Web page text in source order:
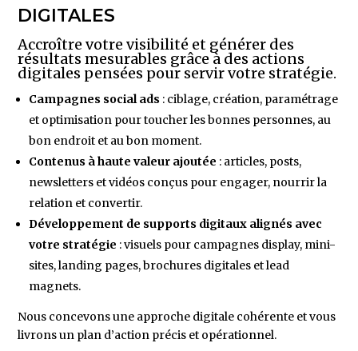
DIGITALES
Accroître votre visibilité et générer des
résultats mesurables grâce à des actions
digitales pensées pour servir votre stratégie.
Campagnes social ads : ciblage, création, paramétrage
et optimisation pour toucher les bonnes personnes, au
bon endroit et au bon moment.
Contenus à haute valeur ajoutée : articles, posts,
newsletters et vidéos conçus pour engager, nourrir la
relation et convertir.
Développement de supports digitaux alignés avec
votre stratégie : visuels pour campagnes display, mini-
sites, landing pages, brochures digitales et lead
magnets.
Nous concevons une approche digitale cohérente et vous
livrons un plan d’action précis et opérationnel.